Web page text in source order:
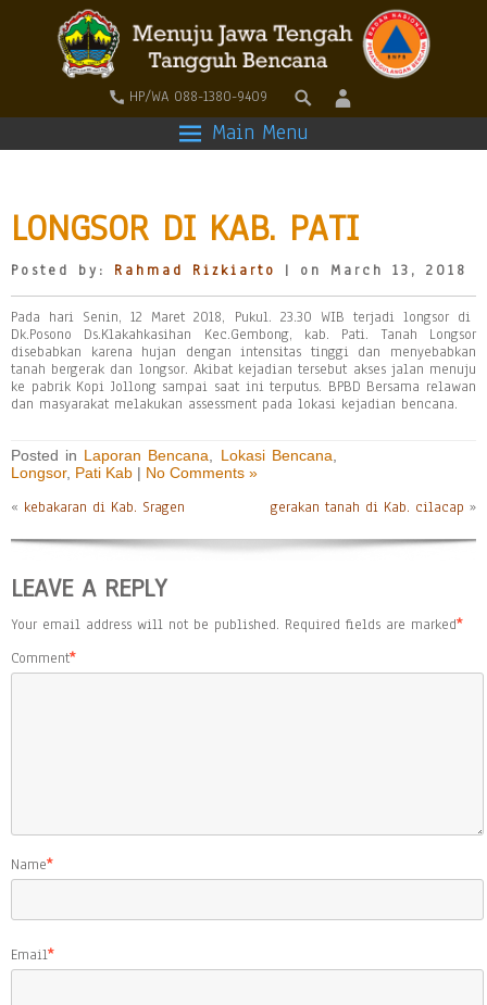
HP/WA 088-1380-9409
Main Menu
LONGSOR DI KAB. PATI
Posted by: Rahmad Rizkiarto | on March 13, 2018
Pada hari Senin, 12 Maret 2018, Pukul. 23.30 WIB terjadi longsor di
Dk.Posono Ds.Klakahkasihan Kec.Gembong, kab. Pati. Tanah Longsor
disebabkan karena hujan dengan intensitas tinggi dan menyebabkan
tanah bergerak dan longsor. Akibat kejadian tersebut akses jalan menuju
ke pabrik Kopi Jollong sampai saat ini terputus. BPBD Bersama relawan
dan masyarakat melakukan assessment pada lokasi kejadian bencana.
Posted in Laporan Bencana Lokasi Bencana
Longsor, Pati Kab | No Comments »
« kebakaran di Kab. Sragen gerakan tanah di Kab. cilacap »
LEAVE A REPLY
Your email address will not be published. Required fields are marked*
Comment*
Name*
Email*